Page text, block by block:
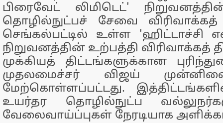
பிரைவேட் லிமிடெட்'
தொழில்நுட்பச் சேவை விரிவாக்கத்
செங்கல்பட்டில் உள்ள 'ஹிட்டாச்சி
நிறுவனத்தின் உற்பத்தி விரிவாக்கத்
முக்கியத் திட்டங்களுக்கான
முதலமைச்சர் விஜய்
மேற்கொள்ளப்பட்டது.
உயர்தர தொழில்நுட்ப
வேலைவாய்ப்புகள் நேரடியாக